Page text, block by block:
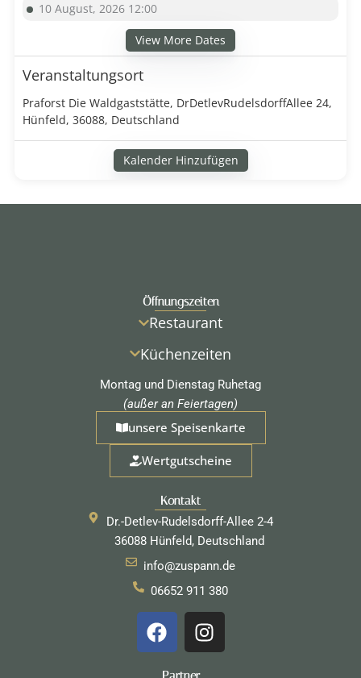
10 August, 2026 12:00
View More Dates
Veranstaltungsort
Praforst Die Waldgaststätte, DrDetlevRudelsdorffAllee 24,
Hünfeld, 36088, Deutschland
Kalender Hinzufügen
Öffnungszeiten
Restaurant
Küchenzeiten
Montag und Dienstag Ruhetag
(außer an Feiertagen)
unsere Speisenkarte
Wertgutscheine
Kontakt
Dr.-Detlev-Rudelsdorff-Allee 2-4
36088 Hünfeld, Deutschland
info@zuspann.de
06652 911 380
F
a
c
I
n
s